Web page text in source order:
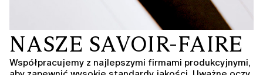
NASZE SAVOIR-FAIRE
Współpracujemy z najlepszymi firmami produkcyjnymi,